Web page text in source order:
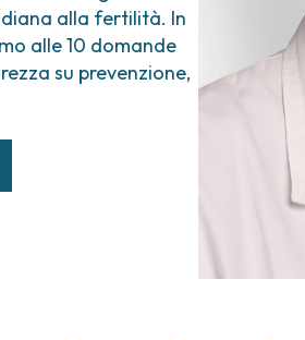
alla fertilità. In
alle 10 domande
su prevenzione,